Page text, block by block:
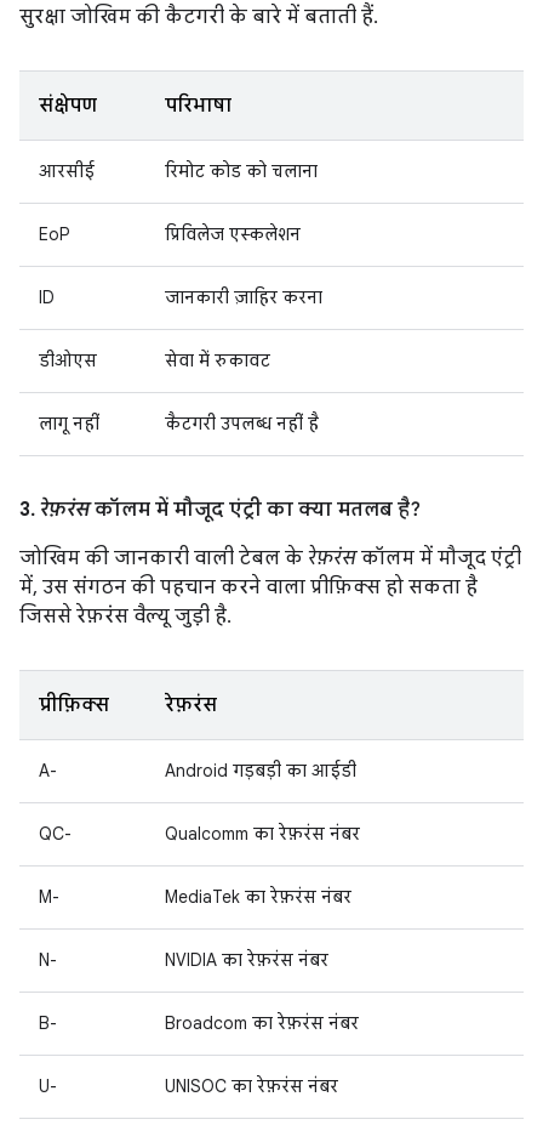
सुरक्षा जोखिम की कैटगरी के बारे में बताती हैं.
संक्षेपण परिभाषा
आरसीई रिमोट कोड को चलाना
EoP प्रिविलेज एस्कलेशन
ID जानकारी ज़ाहिर करना
डीओएस सेवा में रुकावट
लागू नहीं कैटगरी उपलब्ध नहीं है
3. रेफ़रंसकॉलम में मौजूद एंट्री का क्या मतलब है?
जोखिम की जानकारी वाली टेबल के रेफ़रंसकॉलम में मौजूद एंट्री
में, उस संगठन की पहचान करने वाला प्रीफ़िक्स हो सकता है
जिससे रेफ़रंस वैल्यू जुड़ी है.
प्रीफ़िक्स रेफ़रंस
A- Android गड़बड़ी का आईडी
QC- Qualcomm का रेफ़रंस नंबर
M- MediaTek का रेफ़रंस नंबर
N- NVIDIA का रेफ़रंस नंबर
B- Broadcom का रेफ़रंस नंबर
U- UNISOC का रेफ़रंस नंबर